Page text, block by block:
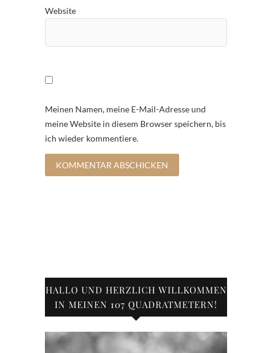
Website
Meinen Namen, meine E-Mail-Adresse und
meine Website in diesem Browser speichern, bis
ich wieder kommentiere.
HALLO UND HERZLICH WILLKOMMEN
IN MEINEN 107 QUADRATMETERN!